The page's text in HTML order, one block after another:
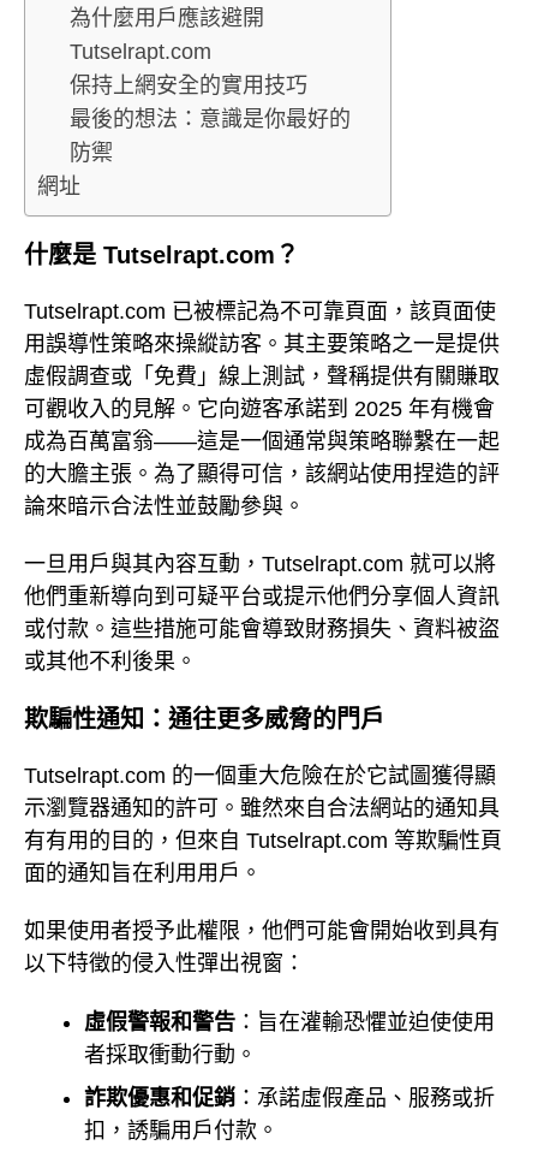
為什麼用戶應該避開
Tutselrapt.com
保持上網安全的實用技巧
最後的想法：意識是你最好的
防禦
網址
什麼是 Tutselrapt.com？
Tutselrapt.com 已被標記為不可靠頁面，該頁面使
用誤導性策略來操縱訪客。其主要策略之一是提供
虛假調查或「免費」線上測試，聲稱提供有關賺取
可觀收入的見解。它向遊客承諾到 2025 年有機會
成為百萬富翁——這是一個通常與策略聯繫在一起
的大膽主張。為了顯得可信，該網站使用捏造的評
論來暗示合法性並鼓勵參與。
一旦用戶與其內容互動，Tutselrapt.com 就可以將
他們重新導向到可疑平台或提示他們分享個人資訊
或付款。這些措施可能會導致財務損失、資料被盜
或其他不利後果。
欺騙性通知：通往更多威脅的門戶
Tutselrapt.com 的一個重大危險在於它試圖獲得顯
示瀏覽器通知的許可。雖然來自合法網站的通知具
有有用的目的，但來自 Tutselrapt.com 等欺騙性頁
面的通知旨在利用用戶。
如果使用者授予此權限，他們可能會開始收到具有
以下特徵的侵入性彈出視窗：
虛假警報和警告 ：旨在灌輸恐懼並迫使使用
者採取衝動行動。
詐欺優惠和促銷 ：承諾虛假產品、服務或折
扣，誘騙用戶付款。